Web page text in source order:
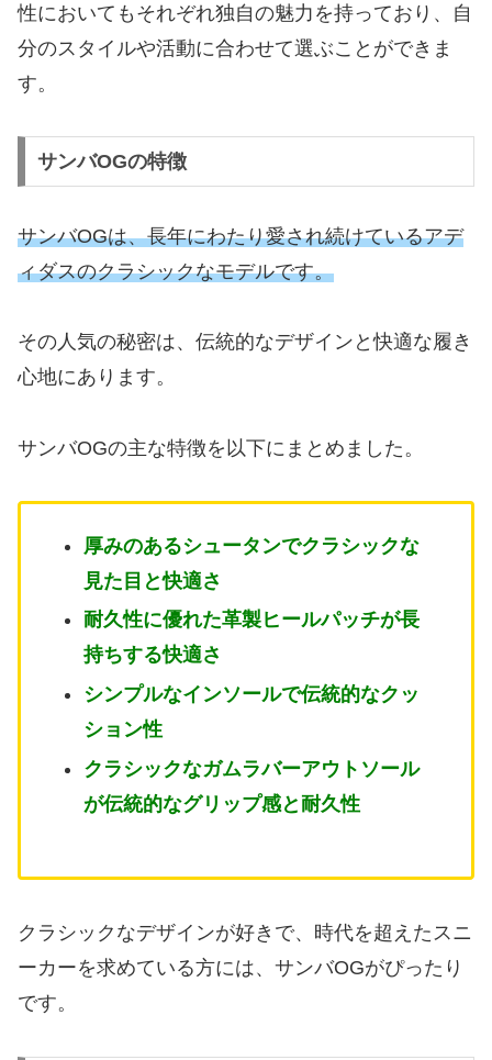
性においてもそれぞれ独自の魅力を持っており、自
分のスタイルや活動に合わせて選ぶことができま
す。
サンバOGの特徴
サンバOGは、長年にわたり愛され続けているアデ
ィダスのクラシックなモデルです。
その人気の秘密は、伝統的なデザインと快適な履き
心地にあります。
サンバOGの主な特徴を以下にまとめました。
厚みのあるシュータンでクラシックな
見た目と快適さ
耐久性に優れた革製ヒールパッチが長
持ちする快適さ
シンプルなインソールで伝統的なクッ
ション性
クラシックなガムラバーアウトソール
が伝統的なグリップ感と耐久性
クラシックなデザインが好きで、時代を超えたスニ
ーカーを求めている方には、サンバOGがぴったり
です。